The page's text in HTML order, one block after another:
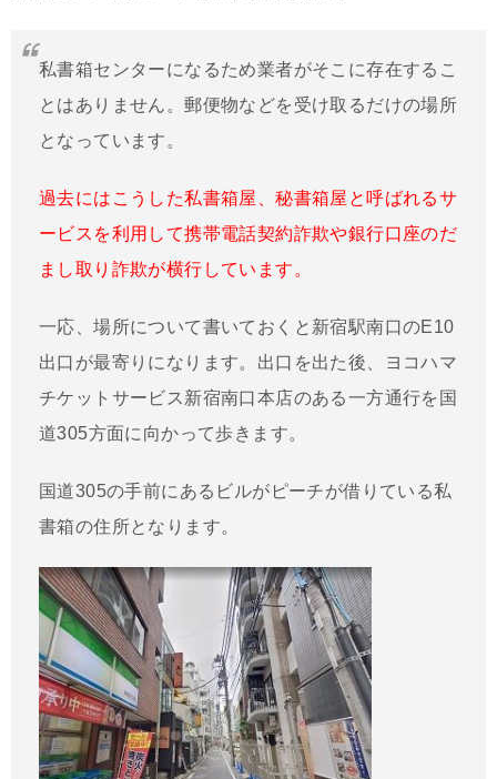
私書箱センターになるため業者がそこに存在するこ
とはありません。郵便物などを受け取るだけの場所
となっています。
過去にはこうした私書箱屋、秘書箱屋と呼ばれるサ
ービスを利用して携帯電話契約詐欺や銀行口座のだ
まし取り詐欺が横行しています。
一応、場所について書いておくと新宿駅南口のE10
出口が最寄りになります。出口を出た後、ヨコハマ
チケットサービス新宿南口本店のある一方通行を国
道305方面に向かって歩きます。
国道305の手前にあるビルがピーチが借りている私
書箱の住所となります。